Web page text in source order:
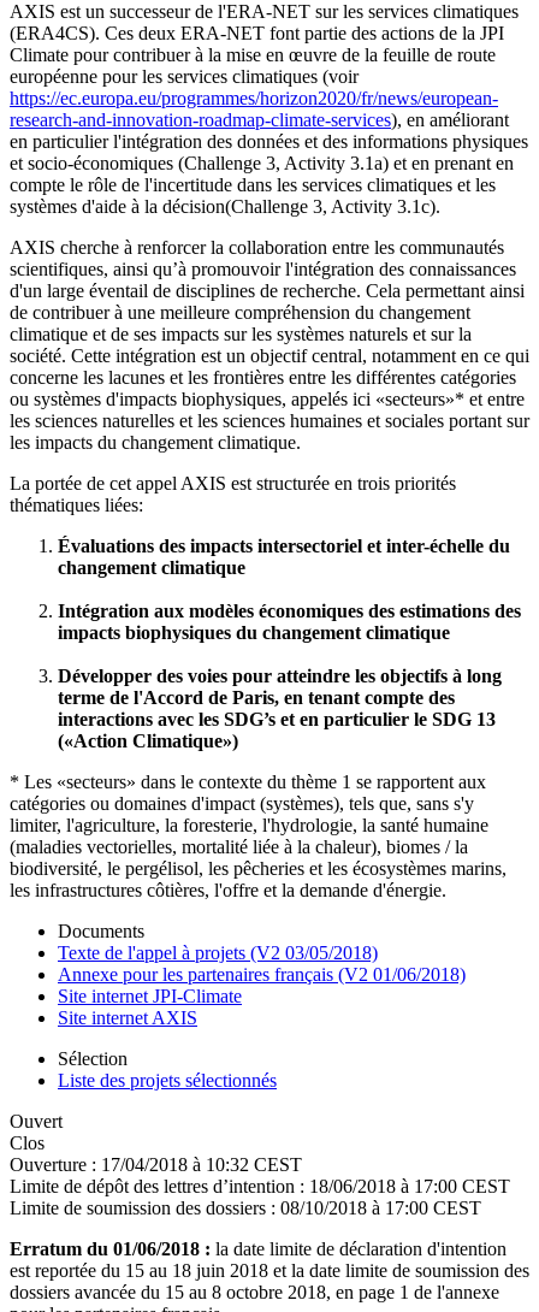
AXIS est un successeur de l'ERA-NET sur les services climatiques
(ERA4CS). Ces deux ERA-NET font partie des actions de la JPI
Climate pour contribuer à la mise en œuvre de la feuille de route
européenne pour les services climatiques (voir
https://ec.europa.eu/programmes/horizon2020/fr/news/european-
research-and-innovation-roadmap-climate-services), en améliorant
en particulier l'intégration des données et des informations physiques
et socio-économiques (Challenge 3, Activity 3.1a) et en prenant en
compte le rôle de l'incertitude dans les services climatiques et les
systèmes d'aide à la décision(Challenge 3, Activity 3.1c).
AXIS cherche à renforcer la collaboration entre les communautés
scientifiques, ainsi qu’à promouvoir l'intégration des connaissances
d'un large éventail de disciplines de recherche. Cela permettant ainsi
de contribuer à une meilleure compréhension du changement
climatique et de ses impacts sur les systèmes naturels et sur la
société. Cette intégration est un objectif central, notamment en ce qui
concerne les lacunes et les frontières entre les différentes catégories
ou systèmes d'impacts biophysiques, appelés ici «secteurs»* et entre
les sciences naturelles et les sciences humaines et sociales portant sur
les impacts du changement climatique.
La portée de cet appel AXIS est structurée en trois priorités
thématiques liées:
Évaluations des impacts intersectoriel et inter-échelle du
changement climatique
Intégration aux modèles économiques des estimations des
impacts biophysiques du changement climatique
Développer des voies pour atteindre les objectifs à long
terme de l'Accord de Paris, en tenant compte des
interactions avec les SDG’s et en particulier le SDG 13
(«Action Climatique»)
* Les «secteurs» dans le contexte du thème 1 se rapportent aux
catégories ou domaines d'impact (systèmes), tels que, sans s'y
limiter, l'agriculture, la foresterie, l'hydrologie, la santé humaine
(maladies vectorielles, mortalité liée à la chaleur), biomes / la
biodiversité, le pergélisol, les pêcheries et les écosystèmes marins,
les infrastructures côtières, l'offre et la demande d'énergie.
Documents
Texte de l'appel à projets (V2 03/05/2018)
Annexe pour les partenaires français (V2 01/06/2018)
Site internet JPI-Climate
Site internet AXIS
Sélection
Liste des projets sélectionnés
Ouvert
Clos
Ouverture : 17/04/2018 à 10:32 CEST
Limite de dépôt des lettres d’intention : 18/06/2018 à 17:00 CEST
Limite de soumission des dossiers : 08/10/2018 à 17:00 CEST
Erratum du 01/06/2018 : la date limite de déclaration d'intention
est reportée du 15 au 18 juin 2018 et la date limite de soumission des
dossiers avancée du 15 au 8 octobre 2018, en page 1 de l'annexe